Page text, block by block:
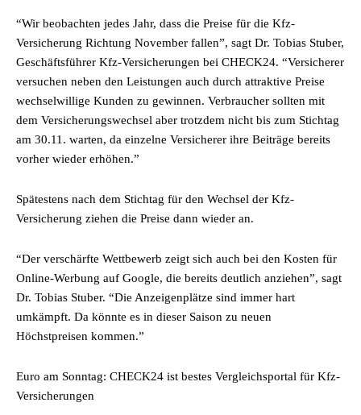
“Wir beobachten jedes Jahr, dass die Preise für die Kfz-
Versicherung Richtung November fallen”, sagt Dr. Tobias Stuber,
Geschäftsführer Kfz-Versicherungen bei CHECK24. “Versicherer
versuchen neben den Leistungen auch durch attraktive Preise
wechselwillige Kunden zu gewinnen. Verbraucher sollten mit
dem Versicherungswechsel aber trotzdem nicht bis zum Stichtag
am 30.11. warten, da einzelne Versicherer ihre Beiträge bereits
vorher wieder erhöhen.”
Spätestens nach dem Stichtag für den Wechsel der Kfz-
Versicherung ziehen die Preise dann wieder an.
“Der verschärfte Wettbewerb zeigt sich auch bei den Kosten für
Online-Werbung auf Google, die bereits deutlich anziehen”, sagt
Dr. Tobias Stuber. “Die Anzeigenplätze sind immer hart
umkämpft. Da könnte es in dieser Saison zu neuen
Höchstpreisen kommen.”
Euro am Sonntag: CHECK24 ist bestes Vergleichsportal für Kfz-
Versicherungen